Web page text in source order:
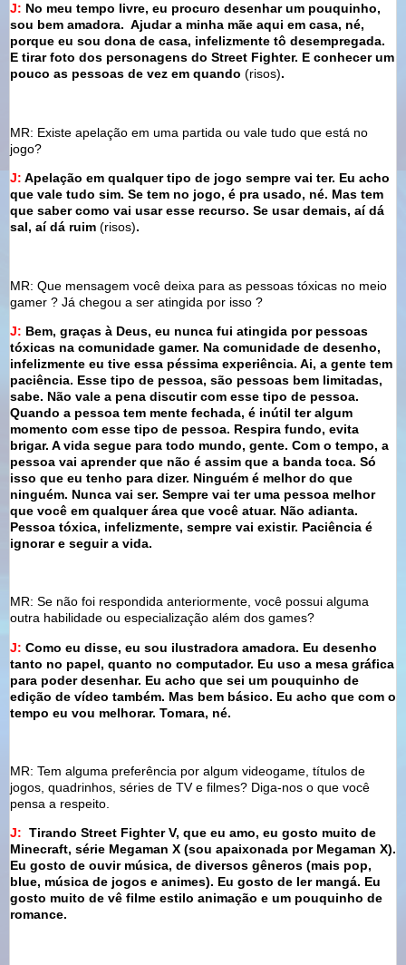
J: No meu tempo livre, eu procuro desenhar um pouquinho,
sou bem amadora. Ajudar a minha mãe aqui em casa, né,
porque eu sou dona de casa, infelizmente tô desempregada.
E tirar foto dos personagens do Street Fighter. E conhecer um
pouco as pessoas de vez em quando (risos).
MR: Existe apelação em uma partida ou vale tudo que está no
jogo?
J: Apelação em qualquer tipo de jogo sempre vai ter. Eu acho
que vale tudo sim. Se tem no jogo, é pra usado, né. Mas tem
que saber como vai usar esse recurso. Se usar demais, aí dá
sal, aí dá ruim (risos).
MR: Que mensagem você deixa para as pessoas tóxicas no meio
gamer ? Já chegou a ser atingida por isso ?
J: Bem, graças à Deus, eu nunca fui atingida por pessoas
tóxicas na comunidade gamer. Na comunidade de desenho,
infelizmente eu tive essa péssima experiência. Ai, a gente tem
paciência. Esse tipo de pessoa, são pessoas bem limitadas,
sabe. Não vale a pena discutir com esse tipo de pessoa.
Quando a pessoa tem mente fechada, é inútil ter algum
momento com esse tipo de pessoa. Respira fundo, evita
brigar. A vida segue para todo mundo, gente. Com o tempo, a
pessoa vai aprender que não é assim que a banda toca. Só
isso que eu tenho para dizer. Ninguém é melhor do que
ninguém. Nunca vai ser. Sempre vai ter uma pessoa melhor
que você em qualquer área que você atuar. Não adianta.
Pessoa tóxica, infelizmente, sempre vai existir. Paciência é
ignorar e seguir a vida.
MR: Se não foi respondida anteriormente, você possui alguma
outra habilidade ou especialização além dos games?
J: Como eu disse, eu sou ilustradora amadora. Eu desenho
tanto no papel, quanto no computador. Eu uso a mesa gráfica
para poder desenhar. Eu acho que sei um pouquinho de
edição de vídeo também. Mas bem básico. Eu acho que com o
tempo eu vou melhorar. Tomara, né.
MR: Tem alguma preferência por algum videogame, títulos de
jogos, quadrinhos, séries de TV e filmes? Diga-nos o que você
pensa a respeito.
J: Tirando Street Fighter V, que eu amo, eu gosto muito de
Minecraft, série Megaman X (sou apaixonada por Megaman X).
Eu gosto de ouvir música, de diversos gêneros (mais pop,
blue, música de jogos e animes). Eu gosto de ler mangá. Eu
gosto muito de vê filme estilo animação e um pouquinho de
romance.